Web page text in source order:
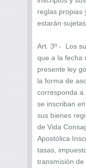
reglas propias
estarán
Art. 3º - Los
que a la fecha
presente ley
la forma de
corresponda a
se inscriban
sus bienes
de Vida
Apostólica
tasas,
transmisión